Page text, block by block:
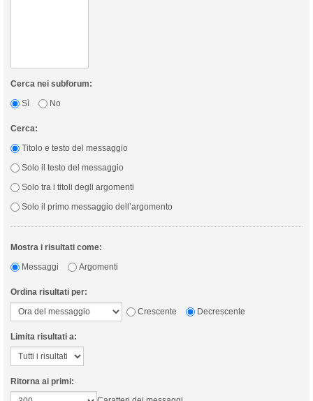
Cerca nei subforum:
Sì
No
Cerca:
Titolo e testo del messaggio
Solo il testo del messaggio
Solo tra i titoli degli argomenti
Solo il primo messaggio dell’argomento
Mostra i risultati come:
Messaggi
Argomenti
Ordina risultati per:
Crescente
Decrescente
Limita risultati a:
Ritorna ai primi: